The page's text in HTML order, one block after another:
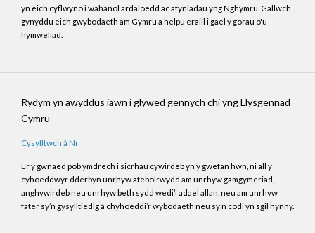
yn eich cyflwyno i wahanol ardaloedd ac atyniadau yng Nghymru. Gallwch
gynyddu eich gwybodaeth am Gymru a helpu eraill i gael y gorau o'u
hymweliad.
Rydym yn awyddus iawn i glywed gennych chi yng Llysgennad
Cymru
Cysylltwch â Ni
Er y gwnaed pob ymdrech i sicrhau cywirdeb yn y gwefan hwn, ni all y
cyhoeddwyr dderbyn unrhyw atebolrwydd am unrhyw gamgymeriad,
anghywirdeb neu unrhyw beth sydd wedi’i adael allan, neu am unrhyw
fater sy’n gysylltiedig â chyhoeddi’r wybodaeth neu sy’n codi yn sgil hynny.